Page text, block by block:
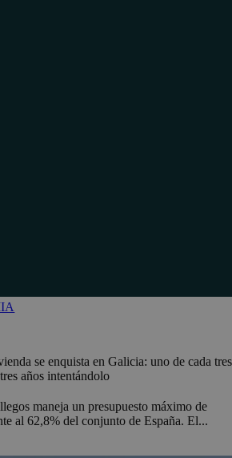
se enquista en Galicia: uno de cada tres
años intentándolo
maneja un presupuesto máximo de
al 62,8% del conjunto de España. El...